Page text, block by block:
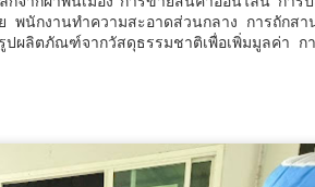
พนักงานทำความสะอาดส่วนกลาง การถักส
ผลิตภัณฑ์จากวัสดุธรรมชาติเพื่อเพิ่มมูลค่า
งวัดคาทอลิกแห่งใหม่หนุน
งปลูกฝังคุณธรรมของศาสนิ
รกระทรวงวัฒนธรรม (รมว.วธ.)